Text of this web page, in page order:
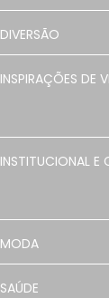
DIVERSÃO
INSPIRAÇÕES DE
INSTITUCIONAL E
MODA
SAÚDE